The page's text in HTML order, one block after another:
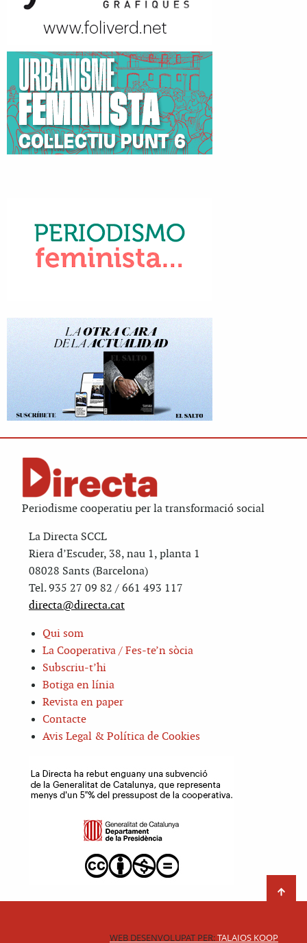
Periodisme cooperatiu per la transformació social
La Directa SCCL
Riera d’Escuder, 38, nau 1, planta 1
08028 Sants (Barcelona)
Tel. 935 27 09 82 / 661 493 117
directa@directa.cat
Qui som
La Cooperativa / Fes-te’n sòcia
Subscriu-t’hi
Botiga en línia
Revista en paper
Contacte
Avis Legal & Política de Cookies
WEB DESENVOLUPAT PER:TALAIOS KOOP